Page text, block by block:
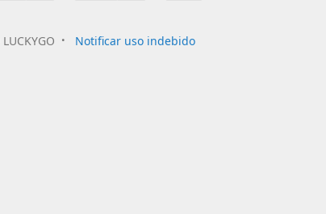
LUCKYGO Notificar uso indebido